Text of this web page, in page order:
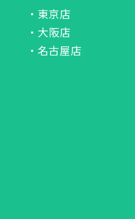
・東京店
・大阪店
・名古屋店